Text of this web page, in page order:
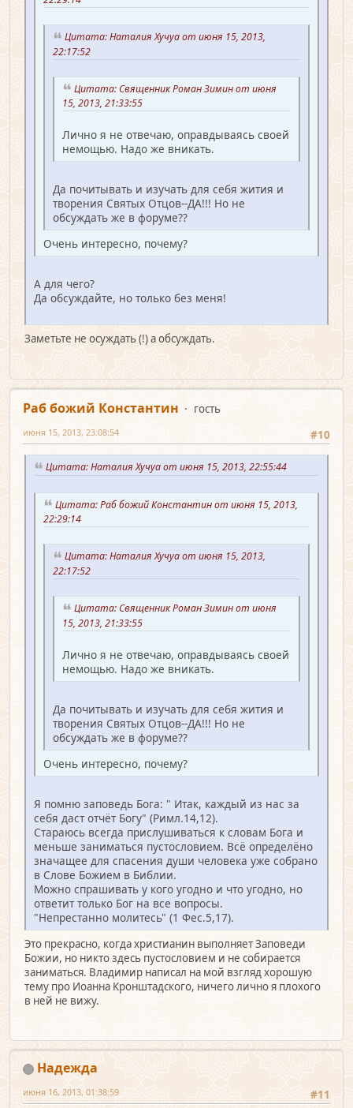
Цитата: Наталия Хучуа от июня 15, 2013,
22:17:52
Цитата: Священник Роман Зимин от июня
15, 2013, 21:33:55
Лично я не отвечаю, оправдываясь своей
немощью. Надо же вникать.
Да почитывать и изучать для себя жития и
творения Святых Отцов--ДА!!! Но не
обсуждать же в форуме??
Очень интересно, почему?
А для чего?
Да обсуждайте, но только без меня!
Заметьте не осуждать (!) а обсуждать.
Раб божий Константин
гость
#10
июня 15, 2013, 23:08:54
Цитата: Наталия Хучуа от июня 15, 2013, 22:55:44
Цитата: Раб божий Константин от июня 15, 2013,
22:29:14
Цитата: Наталия Хучуа от июня 15, 2013,
22:17:52
Цитата: Священник Роман Зимин от июня
15, 2013, 21:33:55
Лично я не отвечаю, оправдываясь своей
немощью. Надо же вникать.
Да почитывать и изучать для себя жития и
творения Святых Отцов--ДА!!! Но не
обсуждать же в форуме??
Очень интересно, почему?
Я помню заповедь Бога: " Итак, каждый из нас за
себя даст отчёт Богу" (Римл.14,12).
Стараюсь всегда прислушиваться к словам Бога и
меньше заниматься пустословием. Всё определёно
значащее для спасения души человека уже собрано
в Слове Божием в Библии.
Можно спрашивать у кого угодно и что угодно, но
ответит только Бог на все вопросы.
"Непрестанно молитесь" (1 Фес.5,17).
Это прекрасно, когда христианин выполняет Заповеди
Божии, но никто здесь пустословием и не собирается
заниматься. Владимир написал на мой взгляд хорошую
тему про Иоанна Кронштадского, ничего лично я плохого
в ней не вижу.
Надежда
#11
июня 16, 2013, 01:38:59